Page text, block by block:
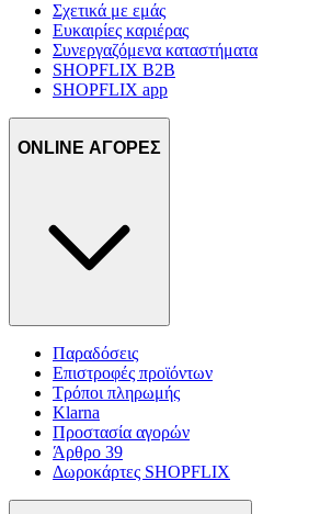
Σχετικά με εμάς
Ευκαιρίες καριέρας
Συνεργαζόμενα καταστήματα
SHOPFLIX B2B
SHOPFLIX app
ONLINE ΑΓΟΡΕΣ
Παραδόσεις
Επιστροφές προϊόντων
Τρόποι πληρωμής
Klarna
Προστασία αγορών
Άρθρο 39
Δωροκάρτες SHOPFLIX